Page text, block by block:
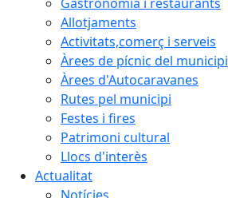
Allotjaments
Activitats,comerç i serveis
Àrees de pícnic del municipi
Àrees d'Autocaravanes
Rutes pel municipi
Festes i fires
Patrimoni cultural
Llocs d'interès
Actualitat